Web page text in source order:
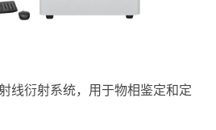
线衍射系统，用于物相鉴定和定